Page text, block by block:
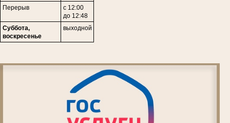
Перерыв
с 12:00
до 12:48
Суббота,
воскресенье
выходной